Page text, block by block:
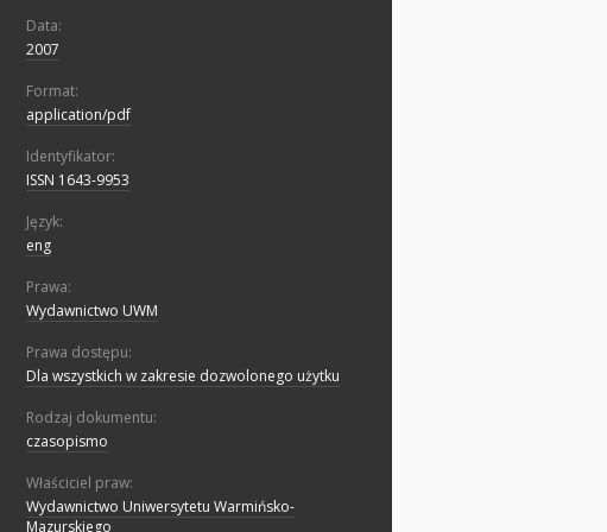
Data:
2007
Format:
application/pdf
Identyfikator:
ISSN 1643-9953
Język:
eng
Prawa:
Wydawnictwo UWM
Prawa dostępu:
Dla wszystkich w zakresie dozwolonego użytku
Rodzaj dokumentu:
czasopismo
Właściciel praw:
Wydawnictwo Uniwersytetu Warmińsko-
Mazurskiego